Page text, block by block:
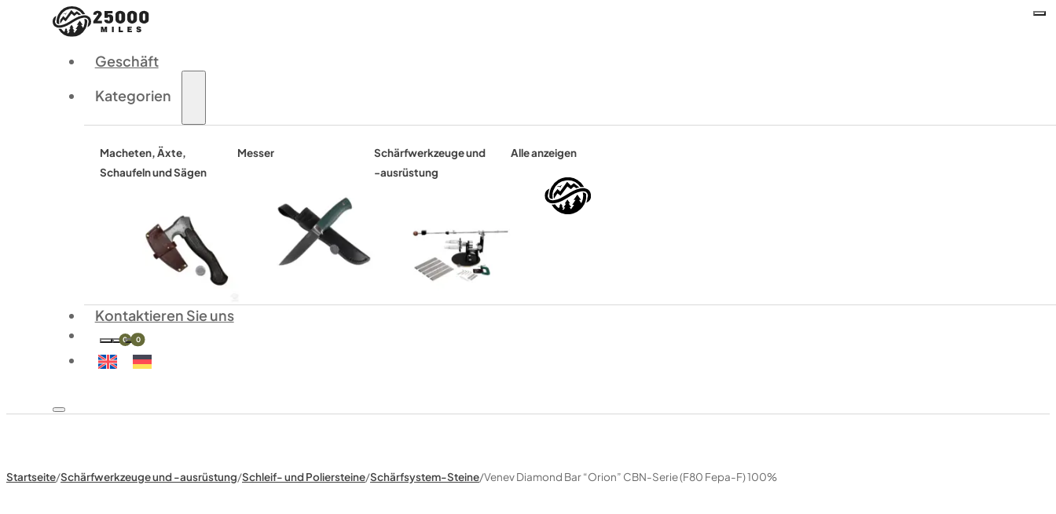
Geschäft
Kategorien
Macheten, Äxte,
Schaufeln und Sägen
Messer
Schärfwerkzeuge und
-ausrüstung
Alle anzeigen
Kontaktieren Sie uns
0 0
Startseite/Schärfwerkzeuge und -ausrüstung/Schleif- und Poliersteine/Schärfsystem-Steine/Venev Diamond Bar “Orion” CBN-Serie (F80 Fepa-F) 100%